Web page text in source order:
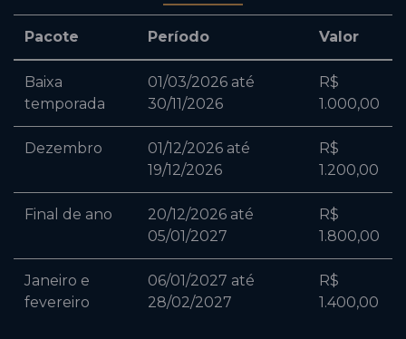
Pacote Período Valor
Baixa
temporada
01/03/2026 até
30/11/2026
R$
1.000,00
Dezembro
01/12/2026 até
19/12/2026
R$
1.200,00
Final de ano
20/12/2026 até
05/01/2027
R$
1.800,00
Janeiro e
fevereiro
06/01/2027 até
28/02/2027
R$
1.400,00